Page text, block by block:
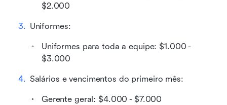
$2.000
Uniformes:
Uniformes para toda a equipe: $1.000 -
$3.000
Salários e vencimentos do primeiro mês:
Gerente geral: $4.000 - $7.000